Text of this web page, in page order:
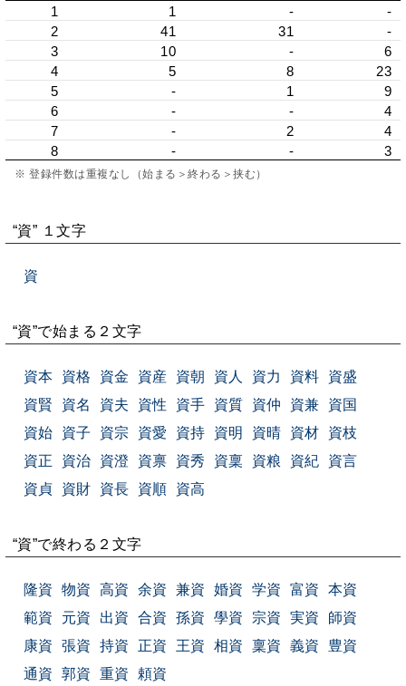
1 1 -
-
2
41 31
-
3
10 -
6
4
5 8
23
5
- 1
9
6
- -
4
7
- 2
4
8
- - 3
※ 登録件数は重複なし（始まる＞終わる＞挟む）
“資” １文字
資
“資”で始まる２文字
資本 資格 資金 資産 資朝 資人 資力 資料
資盛
資賢
資名 資夫 資性 資手 資質 資仲 資兼
資国
資始
資子 資宗 資愛 資持 資明 資晴 資材
資枝
資正
資治 資澄 資禀 資秀 資稟 資粮 資紀
資言
資貞
資財 資長 資順 資高
“資”で終わる２文字
隆資 物資 高資 余資 兼資 婚資 学資 富資
本資
範資
元資 出資 合資 孫資 學資 宗資 実資
師資
康資
張資 持資 正資 王資 相資 稟資 義資
豊資
通資
郭資 重資 頼資